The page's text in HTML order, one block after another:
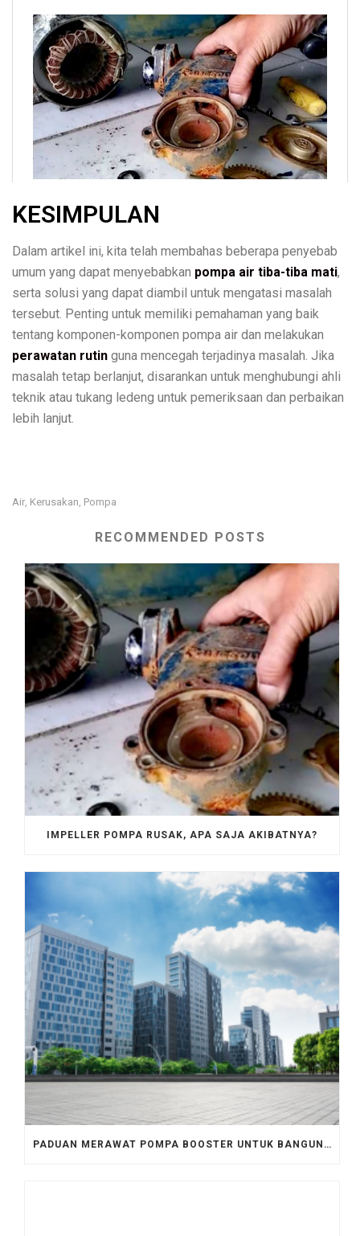
KESIMPULAN
Dalam artikel ini, kita telah membahas beberapa penyebab
umum yang dapat menyebabkan pompa air tiba-tiba mati,
serta solusi yang dapat diambil untuk mengatasi masalah
tersebut. Penting untuk memiliki pemahaman yang baik
tentang komponen-komponen pompa air dan melakukan
perawatan rutin guna mencegah terjadinya masalah. Jika
masalah tetap berlanjut, disarankan untuk menghubungi ahli
teknik atau tukang ledeng untuk pemeriksaan dan perbaikan
lebih lanjut.
Air, Kerusakan, Pompa
RECOMMENDED POSTS
IMPELLER POMPA RUSAK, APA SAJA AKIBATNYA?
PADUAN MERAWAT POMPA BOOSTER UNTUK BANGUNAN KOMERSIAL